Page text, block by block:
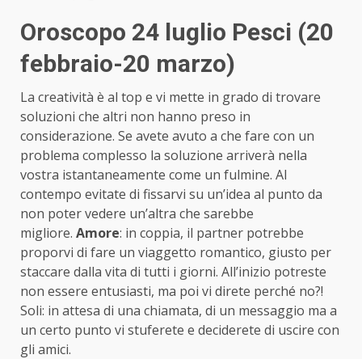
Oroscopo 24 luglio Pesci (20
febbraio-20 marzo)
La creatività è al top e vi mette in grado di trovare
soluzioni che altri non hanno preso in
considerazione. Se avete avuto a che fare con un
problema complesso la soluzione arriverà nella
vostra istantaneamente come un fulmine. Al
contempo evitate di fissarvi su un’idea al punto da
non poter vedere un’altra che sarebbe
migliore. Amore: in coppia, il partner potrebbe
proporvi di fare un viaggetto romantico, giusto per
staccare dalla vita di tutti i giorni. All’inizio potreste
non essere entusiasti, ma poi vi direte perché no?!
Soli: in attesa di una chiamata, di un messaggio ma a
un certo punto vi stuferete e deciderete di uscire con
gli amici.